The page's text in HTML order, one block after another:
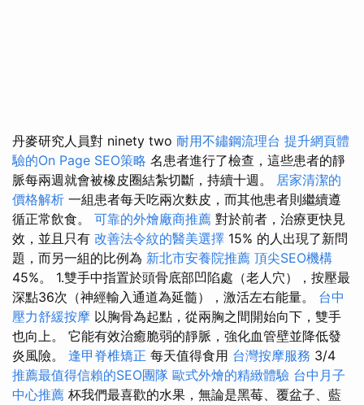
丹麥研究人員對 ninety two 耐用不鏽鋼流理台 提升網頁體
驗的On Page SEO策略 名患者進行了檢查，這些患者的靜
脈每兩週就會被橡皮圈結紮切斷，持續十週。 居家清潔的
價格解析 一組患者每天吃兩次麩皮，而其他患者則繼續遵
循正常飲食。 可靠的外燴廠商推薦 對於前者，治療更快見
效，並且只有 改善法令紋的醫美選擇 15% 的人出現了新問
題，而另一組的比例為 新北市安養院推薦 頂尖SEO機構
45%。 1.雙手中指置於頭骨底部凹陷處（老人穴），按壓最
深點36次（神經輸入通道為延髓），激活左右能量。 台中
壓力舒緩按摩 以胸骨為起點，從兩胸之間開始向下，雙手
也向上。 它能有效治癒脆弱的靜脈，強化血管壁並降低發
炎風險。 逢甲脊椎矯正 每天值得食用 台灣按摩服務 3/4
推薦最值得信賴的SEO團隊 歐式外燴的精緻體驗 台中月子
中心推薦 杯我們最喜歡的水果，無論是黑莓、覆盆子、藍